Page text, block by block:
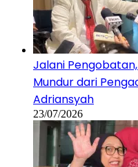
Jalani
Mundur dari
Adriansyah
23/07/2026